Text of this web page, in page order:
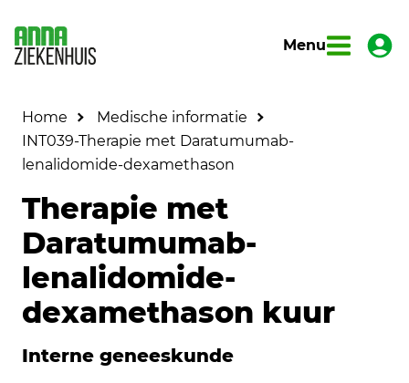
Menu
Home
Medische informatie
INT039-Therapie met Daratumumab-
lenalidomide-dexamethason
Therapie met
Daratumumab-
lenalidomide-
dexamethason kuur
Interne geneeskunde